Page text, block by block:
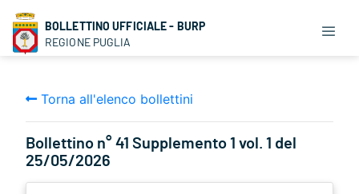
BOLLETTINO UFFICIALE - BURP
REGIONE PUGLIA
Torna all'elenco bollettini
Bollettino n° 41 Supplemento 1 vol. 1 del
25/05/2026